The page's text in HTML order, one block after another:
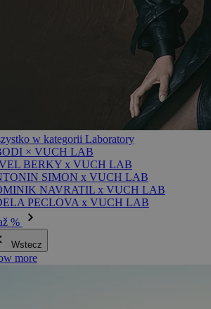
w kategorii Laboratory
× VUCH LAB
BERKY x VUCH LAB
SIMON x VUCH LAB
NAVRATIL x VUCH LAB
PECLOVA x VUCH LAB
%
Wstecz
more